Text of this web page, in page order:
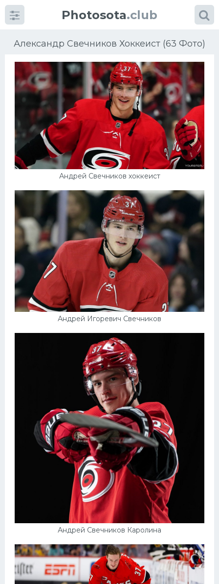
Photosota.club
Александр Свечников Хоккеист (63 Фото)
Андрей Свечников хоккеист
Андрей Игоревич Свечников
Андрей Свечников Каролина
КатегорииФото
Еще картинки...
Футбол
Велогонки
Конькобежный спорт
Тренажеры
Интерьер квартиры